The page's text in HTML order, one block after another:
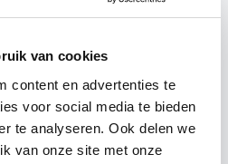
van cookies
content en advertenties te
voor social media te bieden
te analyseren. Ook delen we
van onze site met onze
jij een unieke uitstraling aan
zijn mooi van kleur
doordat wij dit al
De bandenletters worden
gemaakt voor de